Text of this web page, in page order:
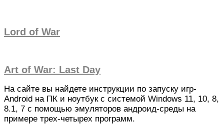
Lord of War
Art of War: Last Day
На сайте вы найдете инструкции по запуску игр-
Android на ПК и ноутбук с системой Windows 11, 10, 8,
8.1, 7 с помощью эмуляторов андроид-среды на
примере трех-четырех программ.